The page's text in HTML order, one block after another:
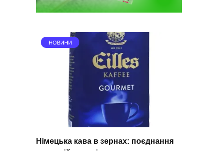
НОВИНИ
Німецька кава в зернах: поєднання